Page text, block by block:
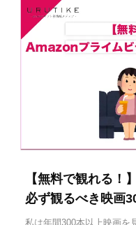
【無料で観れる！
必ず観るべき映画
私は年間300本以上映画を